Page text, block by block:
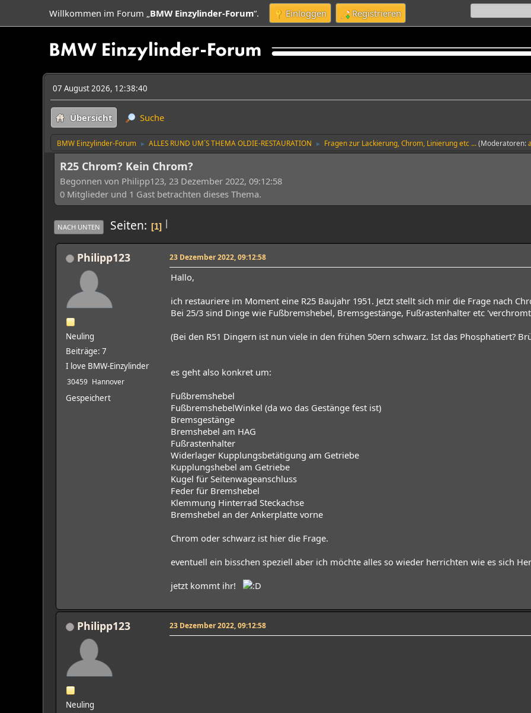
Willkommen im Forum „BMW Einzylinder-Forum“. Einloggen Registrieren
07 August 2026, 12:38:40
Übersicht Suche
BMW Einzylinder-Forum ► ALLES RUND UM´S THEMA OLDIE-RESTAURATION ► Fragen zur Lackierung, Chrom, Linierung etc ...(Moderatoren:
R25 Chrom? Kein Chrom?
Begonnen von Philipp123, 23 Dezember 2022, 09:12:58
0 Mitglieder und 1 Gast betrachten dieses Thema.
|
NACH UNTEN Seiten 1
Philipp123
Neuling
Beiträge: 7
I love BMW-Einzylinder
30459 Hannover
Gespeichert
23 Dezember 2022, 09:12:58
Hallo,
ich restauriere im Moment eine R25 Baujahr 1951. Jetzt stellt sich mir die Frage nach
Bei 25/3 sind Dinge wie Fußbremshebel, Bremsgestänge, Fußrastenhalter etc
(Bei den R51 Dingern ist nun viele in den frühen 50ern schwarz. Ist das Phosphatiert?
es geht also konkret um:
Fußbremshebel
FußbremshebelWinkel (da wo das Gestänge fest ist)
Bremsgestänge
Bremshebel am HAG
Fußrastenhalter
Widerlager Kupplungsbetätigung am Getriebe
Kupplungshebel am Getriebe
Kugel für Seitenwageanschluss
Feder für Bremshebel
Klemmung Hinterrad Steckachse
Bremshebel an der Ankerplatte vorne
Chrom oder schwarz ist hier die Frage.
eventuell ein bisschen speziell aber ich möchte alles so wieder herrichten wie es sich
jetzt kommt ihr!
Philipp123
Neuling
23 Dezember 2022, 09:12:58